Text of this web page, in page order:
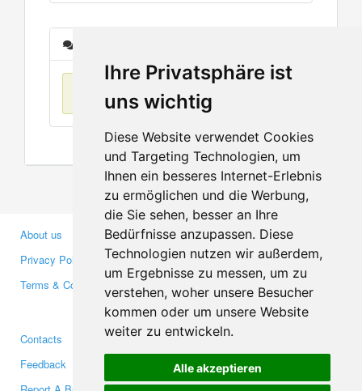
Ihre Privatsphäre ist
uns wichtig
Diese Website verwendet Cookies
und Targeting Technologien, um
Ihnen ein besseres Internet-Erlebnis
zu ermöglichen und die Werbung,
die Sie sehen, besser an Ihre
Bedürfnisse anzupassen. Diese
Technologien nutzen wir außerdem,
um Ergebnisse zu messen, um zu
verstehen, woher unsere Besucher
kommen oder um unsere Website
weiter zu entwickeln.
Alle akzeptieren
No items found
About us
Privacy Policy
Terms & Conditions
Business Partners
Investors
Media
Contacts
Feedback
Facebook
Twitter